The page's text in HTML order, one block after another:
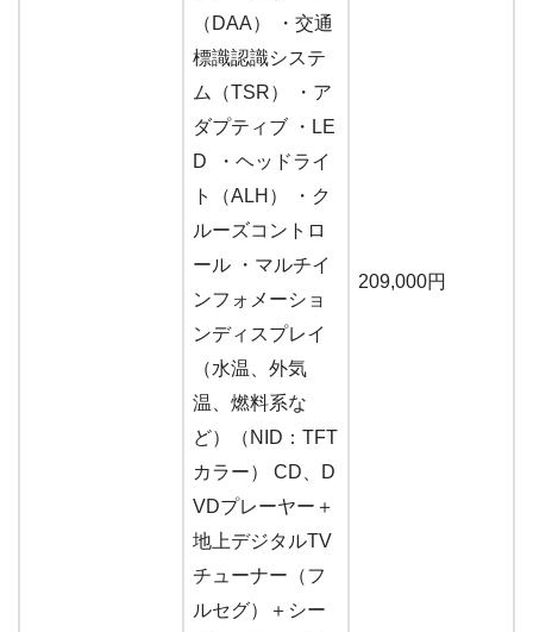
（DAA） ・交通
標識認識システ
ム（TSR） ・ア
ダプティブ ・LE
D ・ヘッドライ
ト（ALH） ・ク
ルーズコントロ
ール ・マルチイ
ンフォメーショ
ンディスプレイ
（水温、外気
温、燃料系な
ど）（NID：TFT
カラー） CD、D
VDプレーヤー＋
地上デジタルTV
チューナー（フ
ルセグ）＋シー
209,000円